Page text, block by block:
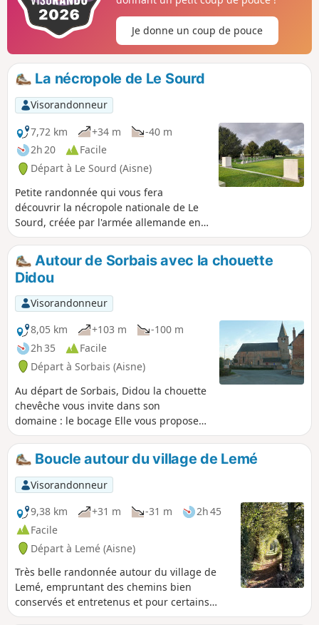
Je donne un coup de pouce
La nécropole de Le Sourd
Visorandonneur
7,72 km
+34 m
-40 m
2h 20
Facile
Départ à Le Sourd (Aisne)
Petite randonnée qui vous fera
découvrir la nécropole nationale de Le
Sourd, créée par l'armée allemande en
1916 pour inhumer les combattants de
la bataille de Guise des 28 et 29 août
1914, et inaugurée en présence de
l'empereur Guillaume II. Site classé au
patrimoine mondial de l'UNESCO depuis
2023.
Autour de Sorbais avec la chouette
Didou
Visorandonneur
8,05 km
+103 m
-100 m
2h 35
Facile
Départ à Sorbais (Aisne)
Au départ de Sorbais, Didou la chouette
chevêche vous invite dans son
domaine : le bocage Elle vous propose
une découverte pédagogique et
instructive de la haute vallée de l’Oise,
de son bocage, de son patrimoine
faunistique et floristique, de ses
activités traditionnelles. Ainsi, entre (1)
et (3), vous pourrez suivre un premier
tronçon du sentier balisé de panneaux
d’interprétation thématiques.
Boucle autour du village de Lemé
Visorandonneur
9,38 km
+31 m -31 m
2h 45
Facile
Départ à Lemé (Aisne)
Très belle randonnée autour du village de
Lemé, empruntant des chemins bien
conservés et entretenus et pour certains
bordés de haies séculaires.